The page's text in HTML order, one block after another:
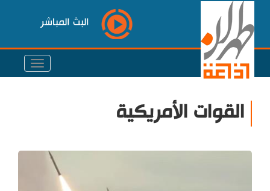
البث المباشر
القوات الأمريكية